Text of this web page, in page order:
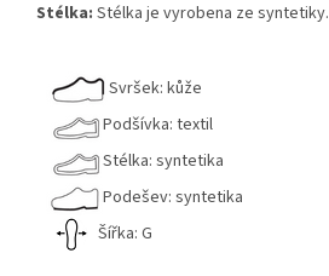
Stélka: Stélka je vyrobena ze syntetiky.
Svršek: kůže
Podšívka: textil
Stélka: syntetika
Podešev: syntetika
Šířka: G